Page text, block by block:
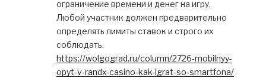
ограничение времени и денег на игру.
Любой участник должен предварительно
определять лимиты ставок и строго их
соблюдать.
https://wolgograd.ru/column/2726-mobilnyy-
opyt-v-randx-casino-kak-igrat-so-smartfona/